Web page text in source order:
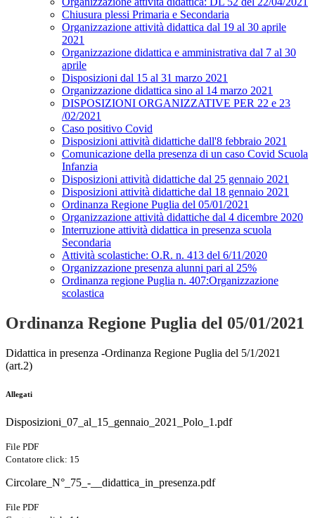
Chiusura plessi Primaria e Secondaria
Organizzazione attività didattica dal 19 al 30 aprile
2021
Organizzazione didattica e amministrativa dal 7 al 30
aprile
Disposizioni dal 15 al 31 marzo 2021
Organizzazione didattica sino al 14 marzo 2021
DISPOSIZIONI ORGANIZZATIVE PER 22 e 23
/02/2021
Caso positivo Covid
Disposizioni attività didattiche dall'8 febbraio 2021
Comunicazione della presenza di un caso Covid Scuola
Infanzia
Disposizioni attività didattiche dal 25 gennaio 2021
Disposizioni attività didattiche dal 18 gennaio 2021
Ordinanza Regione Puglia del 05/01/2021
Organizzazione attività didattiche dal 4 dicembre 2020
Interruzione attività didattica in presenza scuola
Secondaria
Attività scolastiche: O.R. n. 413 del 6/11/2020
Organizzazione presenza alunni pari al 25%
Ordinanza regione Puglia n. 407:Organizzazione
scolastica
Ordinanza Regione Puglia del 05/01/2021
Didattica in presenza -Ordinanza Regione Puglia del 5/1/2021
(art.2)
Allegati
Disposizioni_07_al_15_gennaio_2021_Polo_1.pdf
File PDF
Contatore click: 15
Circolare_N°_75_-__didattica_in_presenza.pdf
File PDF